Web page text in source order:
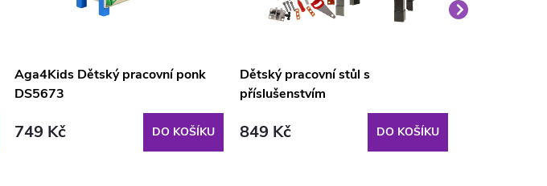
Aga4Kids Dětský pracovní ponk
DS5673
749 Kč DO KOŠÍKU
Dětský pracovní stůl s
příslušenstvím
849 Kč DO KOŠÍKU